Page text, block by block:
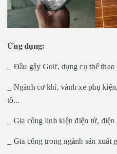
Ứng dụng:
_ Đầu gậy Golf, dụng cụ thể thao
_ Ngành cơ khí, vành xe phụ
tô...
_ Gia công linh kiện điện tử,
_ Gia công trong ngành sản xuất